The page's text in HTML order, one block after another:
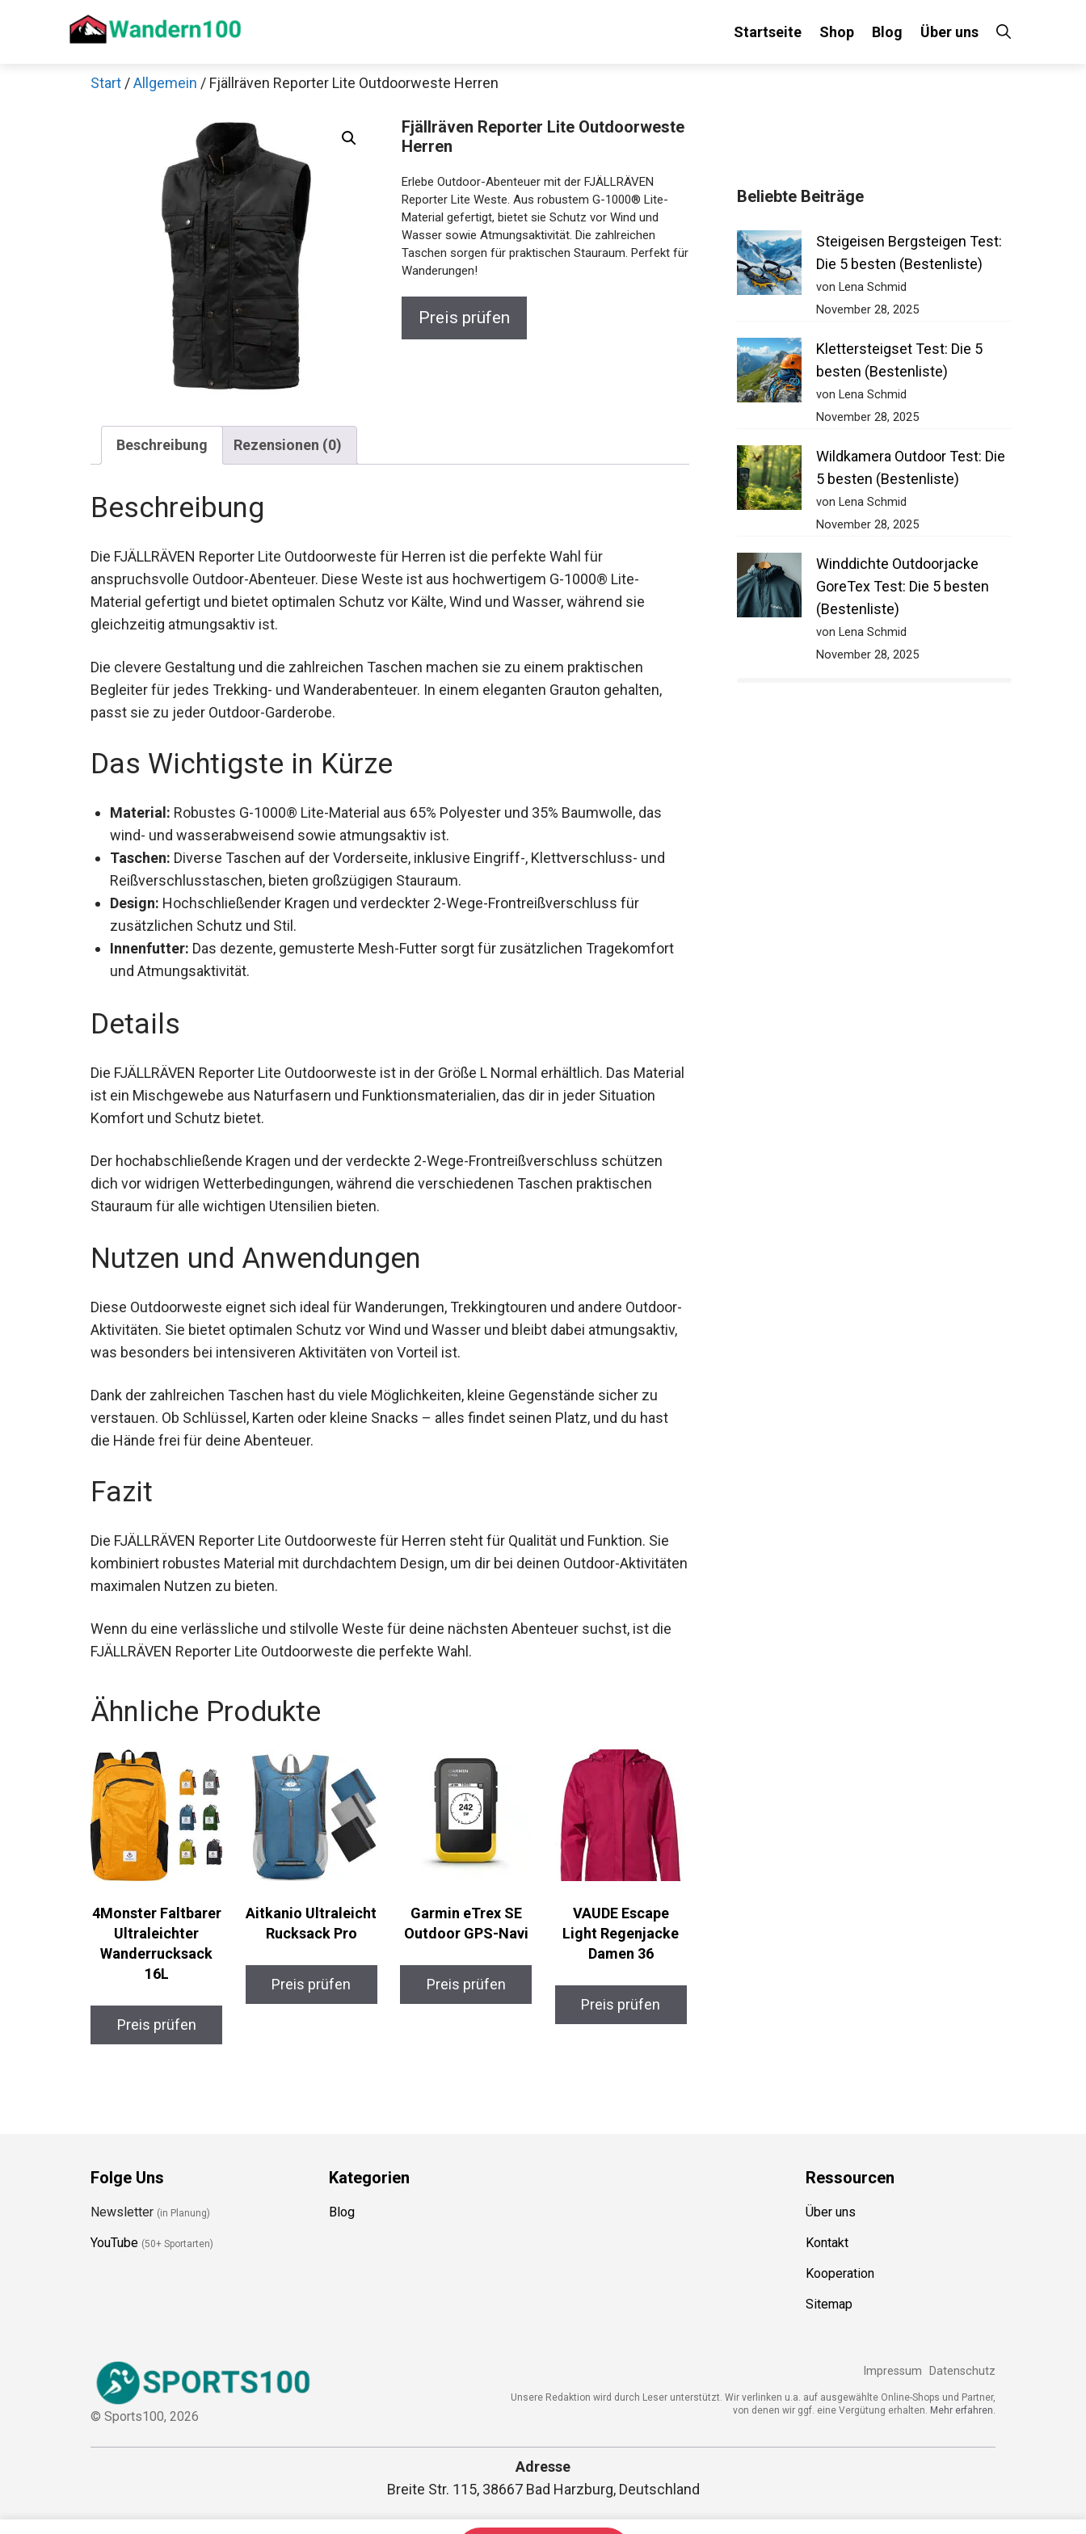
Startseite Shop Blog Über uns
Start /Allgemein / Fjällräven Reporter Lite Outdoorweste Herren
Fjällräven Reporter Lite Outdoorweste
Herren
Erlebe Outdoor-Abenteuer mit der FJÄLLRÄVEN
Reporter Lite Weste. Aus robustem G-1000® Lite-
Material gefertigt, bietet sie Schutz vor Wind und
Wasser sowie Atmungsaktivität. Die zahlreichen
Taschen sorgen für praktischen Stauraum. Perfekt für
Wanderungen!
Preis prüfen
Beschreibung Rezensionen (0)
Beschreibung
Die FJÄLLRÄVEN Reporter Lite Outdoorweste für Herren ist die perfekte Wahl für
anspruchsvolle Outdoor-Abenteuer. Diese Weste ist aus hochwertigem G-1000® Lite-
Material gefertigt und bietet optimalen Schutz vor Kälte, Wind und Wasser, während sie
gleichzeitig atmungsaktiv ist.
Die clevere Gestaltung und die zahlreichen Taschen machen sie zu einem praktischen
Begleiter für jedes Trekking- und Wanderabenteuer. In einem eleganten Grauton gehalten,
passt sie zu jeder Outdoor-Garderobe.
Das Wichtigste in Kürze
Material: Robustes G-1000® Lite-Material aus 65% Polyester und 35% Baumwolle, das
wind- und wasserabweisend sowie atmungsaktiv ist.
Taschen: Diverse Taschen auf der Vorderseite, inklusive Eingriff-, Klettverschluss- und
Reißverschlusstaschen, bieten großzügigen Stauraum.
Design: Hochschließender Kragen und verdeckter 2-Wege-Frontreißverschluss für
zusätzlichen Schutz und Stil.
Innenfutter: Das dezente, gemusterte Mesh-Futter sorgt für zusätzlichen Tragekomfort
und Atmungsaktivität.
Details
Die FJÄLLRÄVEN Reporter Lite Outdoorweste ist in der Größe L Normal erhältlich. Das Material
ist ein Mischgewebe aus Naturfasern und Funktionsmaterialien, das dir in jeder Situation
Komfort und Schutz bietet.
Der hochabschließende Kragen und der verdeckte 2-Wege-Frontreißverschluss schützen
dich vor widrigen Wetterbedingungen, während die verschiedenen Taschen praktischen
Stauraum für alle wichtigen Utensilien bieten.
Nutzen und Anwendungen
Diese Outdoorweste eignet sich ideal für Wanderungen, Trekkingtouren und andere Outdoor-
Aktivitäten. Sie bietet optimalen Schutz vor Wind und Wasser und bleibt dabei atmungsaktiv,
was besonders bei intensiveren Aktivitäten von Vorteil ist.
Dank der zahlreichen Taschen hast du viele Möglichkeiten, kleine Gegenstände sicher zu
verstauen. Ob Schlüssel, Karten oder kleine Snacks – alles findet seinen Platz, und du hast
die Hände frei für deine Abenteuer.
Fazit
Die FJÄLLRÄVEN Reporter Lite Outdoorweste für Herren steht für Qualität und Funktion. Sie
kombiniert robustes Material mit durchdachtem Design, um dir bei deinen Outdoor-Aktivitäten
maximalen Nutzen zu bieten.
Wenn du eine verlässliche und stilvolle Weste für deine nächsten Abenteuer suchst, ist die
FJÄLLRÄVEN Reporter Lite Outdoorweste die perfekte Wahl.
Ähnliche Produkte
4Monster Faltbarer
Ultraleichter
Wanderrucksack
16L
Preis prüfen
Aitkanio Ultraleicht
Rucksack Pro
Preis prüfen
Garmin eTrex SE
Outdoor GPS-Navi
Preis prüfen
VAUDE Escape
Light Regenjacke
Damen 36
Preis prüfen
Beliebte Beiträge
Steigeisen Bergsteigen Test:
Die 5 besten (Bestenliste)
von Lena Schmid
November 28, 2025
Klettersteigset Test: Die 5
besten (Bestenliste)
von Lena Schmid
November 28, 2025
Wildkamera Outdoor Test: Die
5 besten (Bestenliste)
von Lena Schmid
November 28, 2025
Winddichte Outdoorjacke
GoreTex Test: Die 5 besten
(Bestenliste)
von Lena Schmid
November 28, 2025
Folge Uns
Newsletter (in Planung)
YouTube (50+ Sportarten)
Kategorien
Blog
Ressourcen
Über uns
Kontakt
Kooperation
Sitemap
© Sports100, 2026
Impressum Datenschutz
Unsere Redaktion wird durch Leser unterstützt. Wir verlinken u.a. auf ausgewählte Online-Shops und Partner,
von denen wir ggf. eine Vergütung erhalten. Mehr erfahren.
Adresse
Breite Str. 115, 38667 Bad Harzburg, Deutschland